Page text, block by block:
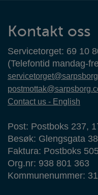
Kontakt oss
Servicetorget: 69 10
(Telefontid mandag-
Contact us - English
Post: Postboks 237,
Besøk: Glengsgata
Faktura: Postboks
Org.nr: 938 801 363
Kommunenummer: